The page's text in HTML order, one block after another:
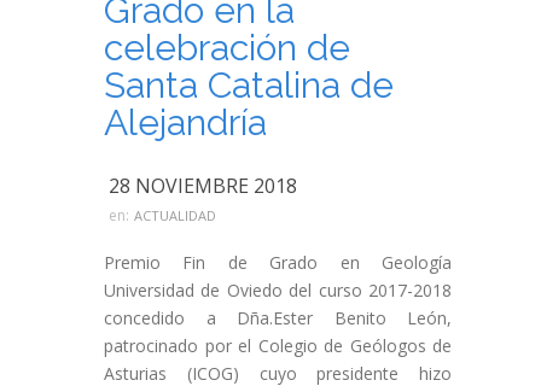
Grado en la
celebración de
Santa Catalina de
Alejandría
28 NOVIEMBRE 2018
en: ACTUALIDAD
Premio Fin de Grado en Geología
Universidad de Oviedo del curso 2017-2018
concedido a Dña.Ester Benito León,
patrocinado por el Colegio de Geólogos de
Asturias (ICOG) cuyo presidente hizo